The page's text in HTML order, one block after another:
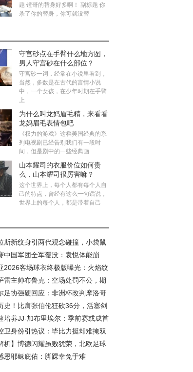
题 锤哥的替身好多啊！ 副标题 你
杀了你的替身，你可就没替
守宫砂点在手臂什么地方图，
男人守宫砂在什么部位？
守宫砂一词，经常在小说里看到，
当然，多数是在古代的言情小说
中，一个女孩，在少年时期在手臂
上
为什么叫龙妈眉毛精，来看看
龙妈眉毛表情包吧
《权力的游戏》这档美国经典的系
列电视剧已经告别我们有一段时
间，但是剧中的一些经典画
山本耀司的衣服价位如何贵
么，山本耀司很厉害嘛？
这个世界上，每个人都有每个人自
己的特点，曾经有这么一句话说，
世界上的每个人，都是带着自己
斯新纹身引两代观念碰撞，小袋鼠
中国军团全军覆没：袁悦体能崩
特错失历史会师
2026客场球衣终极版曝光：火焰纹
潮
雷主帅布鲁克：空场处罚不公，期
造奇迹
足协强硬回应：非洲杯改判摩洛哥
足球之耻
史！比肩张伯伦狂砍36分，活塞剑
部霸主！
培养JJ-加布里埃尔：季前赛或成首
季登陆英超在望
卫身份引热议：毕比力挺却难掩双
析】博德闪耀虽败犹荣，北欧足球
期
恩耶稣庇佑：脚踝幸免于难